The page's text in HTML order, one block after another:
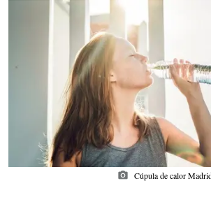
photo_camera Cúpula de calor